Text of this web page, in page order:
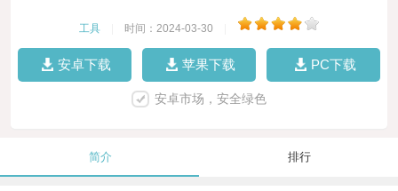
工具 时间：2024-03-30
安卓下载 苹果下载 PC下载
安卓市场，安全绿色
简介 排行